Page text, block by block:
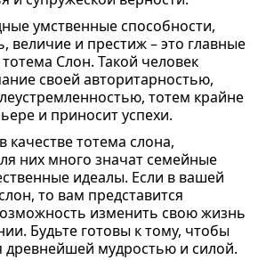
умственные способности,
величие и престиж – это главные
Слон. Такой человек
своей авторитарностью,
тотем крайне
и приносит успехи.
тотема слона,
них много значат семейные
идеалы. Если в вашей
то вам представится
изменить свою жизнь
Будьте готовы к тому, чтобы
древнейшей мудростью и силой.